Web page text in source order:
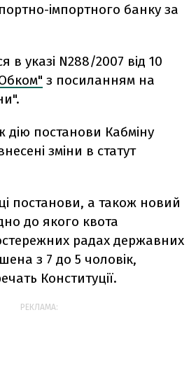
імпортного банку за
в указі N288/2007 від 10
з посиланням на
постанови Кабміну
зміни в статут
постанови, а також новий
до якого квота
радах державних
з 7 до 5 чоловік,
Конституції.
РЕКЛАМА: